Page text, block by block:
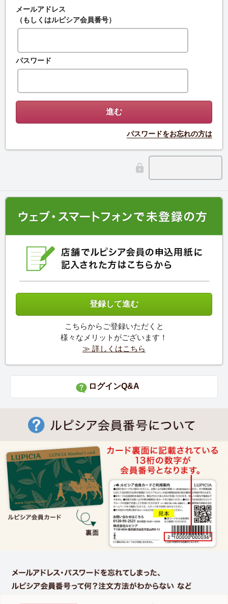
メールアドレス
（もしくはルピシア会員番号）
パスワード
パスワードをお忘れの方は
こちらからご登録いただくと
様々なメリットがございます！
≫ 詳しくはこちら